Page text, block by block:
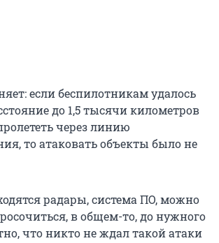
если беспилотникам удалось
до 1,5 тысячи километров
через линию
то атаковать объекты было не
радары, система ПО, можно
в общем-то, до нужного
что никто не ждал такой атаки